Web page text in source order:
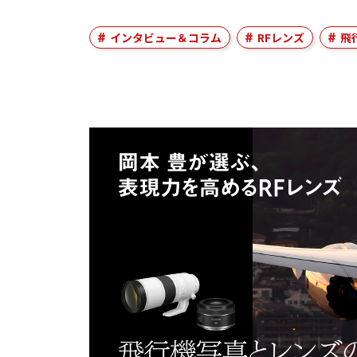
インタビュー＆コラム RFレンズ 飛